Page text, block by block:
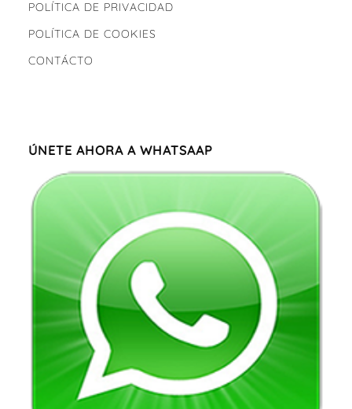
POLÍTICA DE PRIVACIDAD
POLÍTICA DE COOKIES
CONTÁCTO
ÚNETE AHORA A WHATSAAP